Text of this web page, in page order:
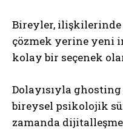
Bireyler, ilişkilerinde
çözmek yerine yeni
kolay bir seçenek
Dolayısıyla ghosting
bireysel psikolojik
zamanda